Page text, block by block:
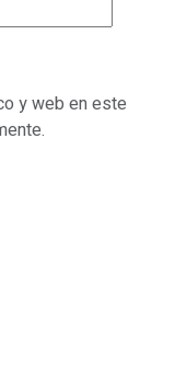
y web en este